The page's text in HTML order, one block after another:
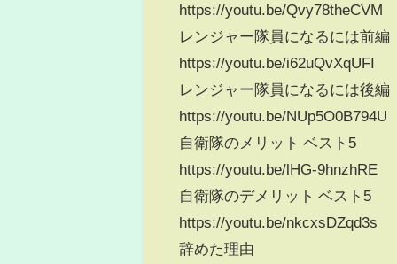
https://youtu.be/Qvy78theCVM
レンジャー隊員になるには前編
https://youtu.be/i62uQvXqUFI
レンジャー隊員になるには後編
https://youtu.be/NUp5O0B794U
自衛隊のメリット ベスト5
https://youtu.be/lHG-9hnzhRE
自衛隊のデメリット ベスト5
https://youtu.be/nkcxsDZqd3s
辞めた理由